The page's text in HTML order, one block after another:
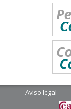
Aviso legal